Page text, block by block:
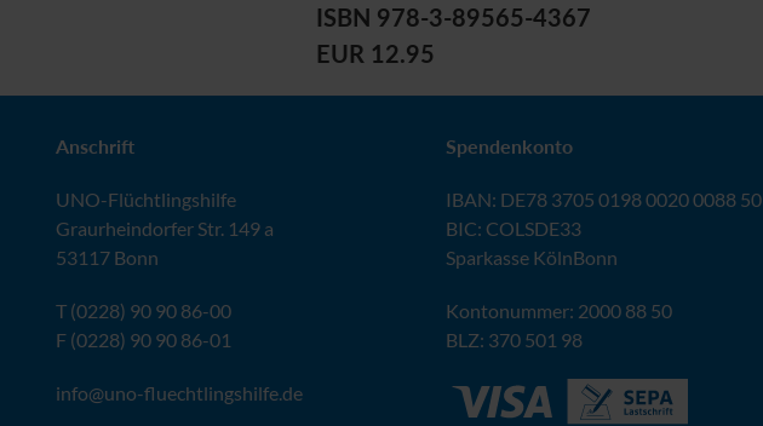
ISBN 978-3-89565-4367
EUR 12.95
Anschrift
UNO-Flüchtlingshilfe
Graurheindorfer Str. 149 a
53117 Bonn
T (0228) 90 90 86-00
F (0228) 90 90 86-01
info@uno-fluechtlingshilfe.de
Spendenkonto
IBAN: DE78 3705 0198 0020 0088 50
BIC: COLSDE33
Sparkasse KölnBonn
Kontonummer: 2000 88 50
BLZ: 370 501 98